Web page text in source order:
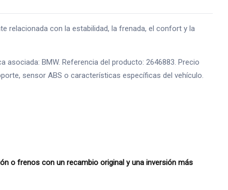
relacionada con la estabilidad, la frenada, el confort y la
BMW. Referencia del producto: 2646883. Precio
sensor ABS o características específicas del vehículo.
o frenos con un recambio original y una inversión más